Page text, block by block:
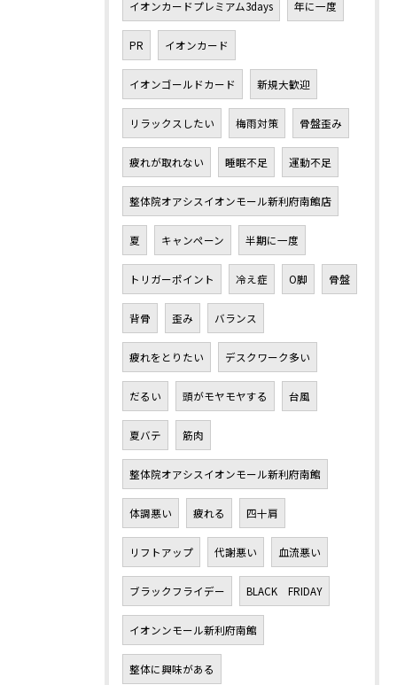
イオンカードプレミアム3days 年に一度
PR イオンカード
イオンゴールドカード 新規大歓迎
リラックスしたい 梅雨対策 骨盤歪み
疲れが取れない 睡眠不足 運動不足
整体院オアシスイオンモール新利府南館店
夏 キャンペーン 半期に一度
トリガーポイント 冷え症 O脚 骨盤
背骨 歪み バランス
疲れをとりたい デスクワーク多い
だるい 頭がモヤモヤする 台風
夏バテ 筋肉
整体院オアシスイオンモール新利府南館
体調悪い 疲れる 四十肩
リフトアップ 代謝悪い 血流悪い
ブラックフライデー BLACK FRIDAY
イオンンモール新利府南館
整体に興味がある